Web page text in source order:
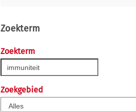
Zoekterm
Zoekterm
Zoekgebied